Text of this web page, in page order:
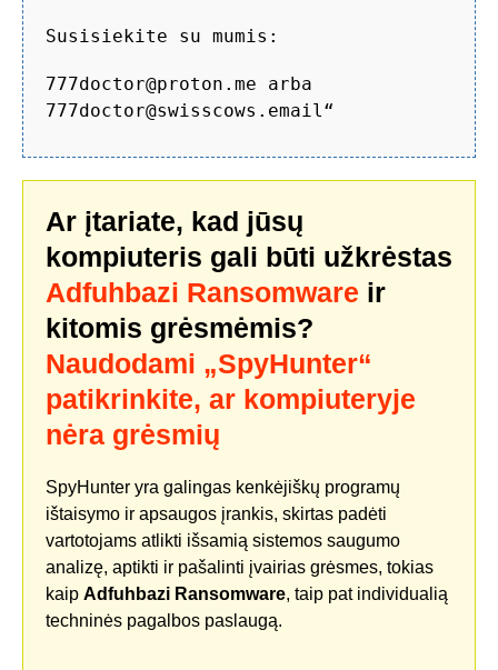
Susisiekite su mumis:
777doctor@proton.me arba
777doctor@swisscows.email“
Ar įtariate, kad jūsų
kompiuteris gali būti užkrėstas
Adfuhbazi Ransomware ir
kitomis grėsmėmis?
Naudodami „SpyHunter“
patikrinkite, ar kompiuteryje
nėra grėsmių
SpyHunter yra galingas kenkėjiškų programų
ištaisymo ir apsaugos įrankis, skirtas padėti
vartotojams atlikti išsamią sistemos saugumo
analizę, aptikti ir pašalinti įvairias grėsmes, tokias
kaip Adfuhbazi Ransomware, taip pat individualią
techninės pagalbos paslaugą.